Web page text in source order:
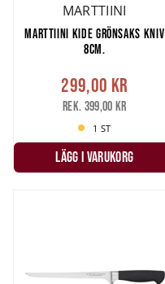
MARTTIINI
MARTTIINI KIDE GRÖNSAKS KNIV
8CM.
299,00 kr
Rek. 399,00 kr
1 ST
LÄGG I VARUKORG